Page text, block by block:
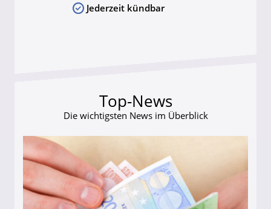
Jederzeit kündbar
Top-News
Die wichtigsten News im Überblick